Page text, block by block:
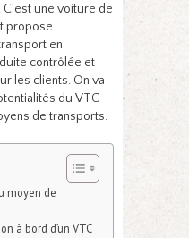
une voiture de
propose
en
contrôlée et
les clients. On va
du VTC
de transports.
moyen de
à bord d’un VTC